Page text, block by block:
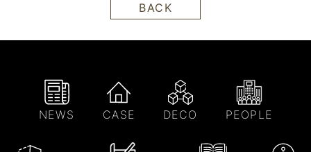
BACK
NEWS CASE DECO PEOPLE